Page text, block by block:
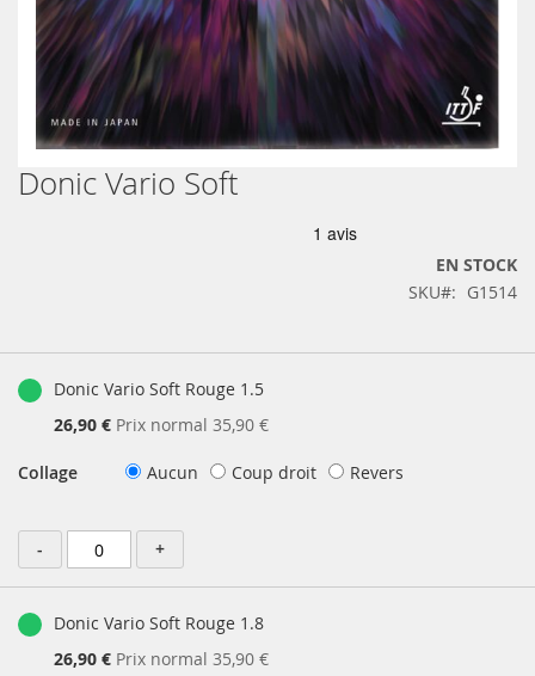
Skip
to
Donic Vario Soft
EN STOCK
SKU
G1514
groupésDonic Vario Soft Rouge 1.5
Prix
26,90 € Prix normal 35,90 €
Collage Aucun Coup droit Revers
- +
Donic Vario Soft Rouge 1.8
Prix
26,90 € Prix normal 35,90 €